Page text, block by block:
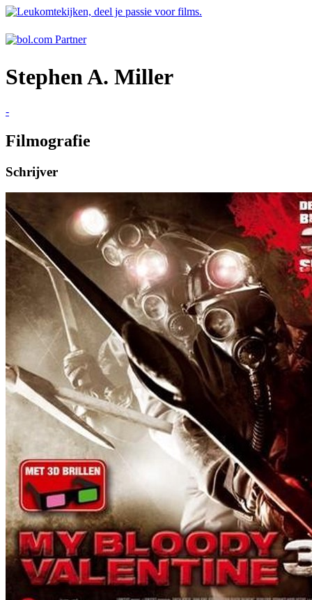
Stephen A. Miller
-
Filmografie
Schrijver